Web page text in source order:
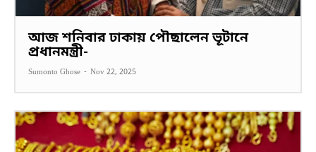
আজ শনিবার ঢাকায় পৌছালেন ভূটানে
প্রধানমন্ত্রী-
Sumonto Ghose - Nov 22, 2025